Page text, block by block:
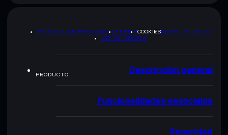
POLÍTICA DE PRIVACIDADTERMSCOOKIESMAPA DEL SITIO
KIT DE MARCA
PRODUCTO Descripción general
Funcionalidades esenciales
Seguridad